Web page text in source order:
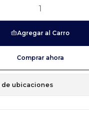
Agregar al Carro
Comprar ahora
de ubicaciones